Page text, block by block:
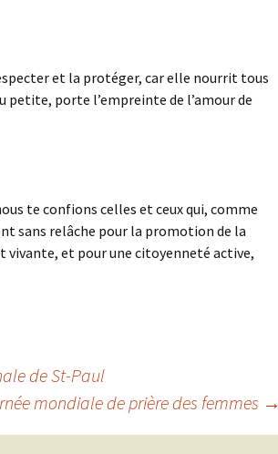
et la protéger, car elle nourrit tous
petite, porte l’empreinte de l’amour de
te confions celles et ceux qui, comme
sans relâche pour la promotion de la
et pour une citoyenneté active,
de St-Paul
mondiale de prière des femmes →